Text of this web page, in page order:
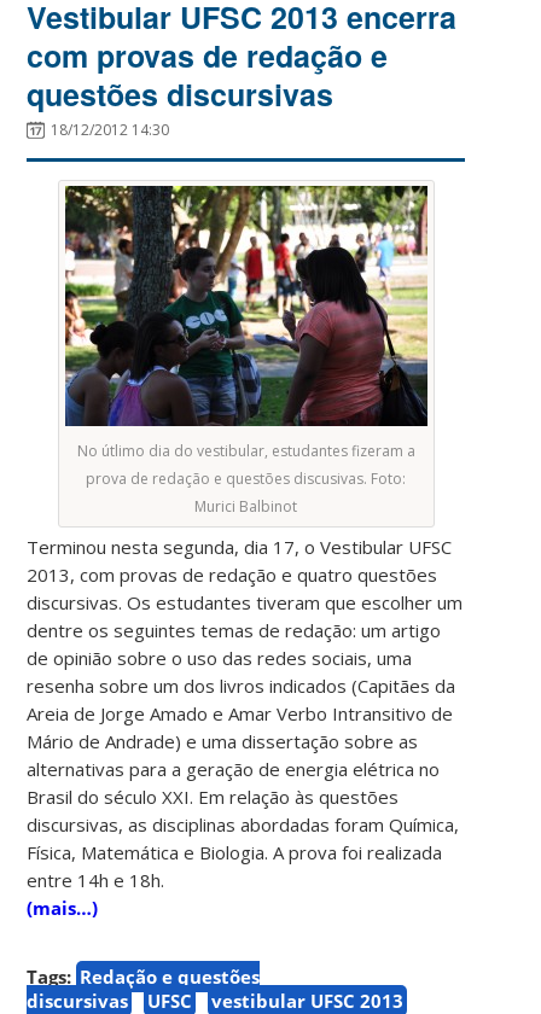
Vestibular UFSC 2013 encerra
com provas de redação e
questões discursivas
18/12/2012 14:30
No útlimo dia do vestibular, estudantes fizeram a
prova de redação e questões discusivas. Foto:
Murici Balbinot
Terminou nesta segunda, dia 17, o Vestibular UFSC
2013, com provas de redação e quatro questões
discursivas. Os estudantes tiveram que escolher um
dentre os seguintes temas de redação: um artigo
de opinião sobre o uso das redes sociais, uma
resenha sobre um dos livros indicados (Capitães da
Areia de Jorge Amado e Amar Verbo Intransitivo de
Mário de Andrade) e uma dissertação sobre as
alternativas para a geração de energia elétrica no
Brasil do século XXI. Em relação às questões
discursivas, as disciplinas abordadas foram Química,
Física, Matemática e Biologia. A prova foi realizada
entre 14h e 18h.
(mais…)
Tags: Redação e questões
discursivas
UFSC vestibular UFSC 2013